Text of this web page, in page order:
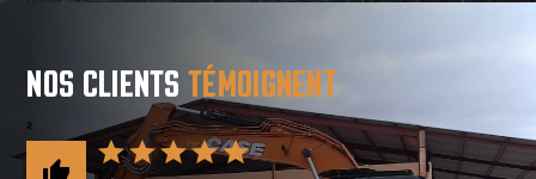
NOS CLIENTSTÉMOIGNENT
²